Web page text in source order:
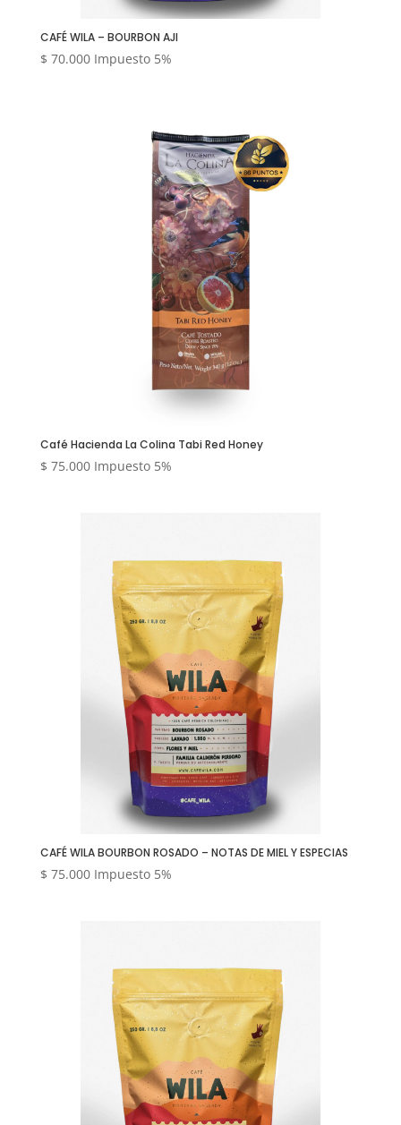
CAFÉ WILA – BOURBON AJI
$ 70.000 Impuesto 5%
Café Hacienda La Colina Tabi Red Honey
$ 75.000 Impuesto 5%
CAFÉ WILA BOURBON ROSADO – NOTAS DE MIEL Y ESPECIAS
$ 75.000 Impuesto 5%